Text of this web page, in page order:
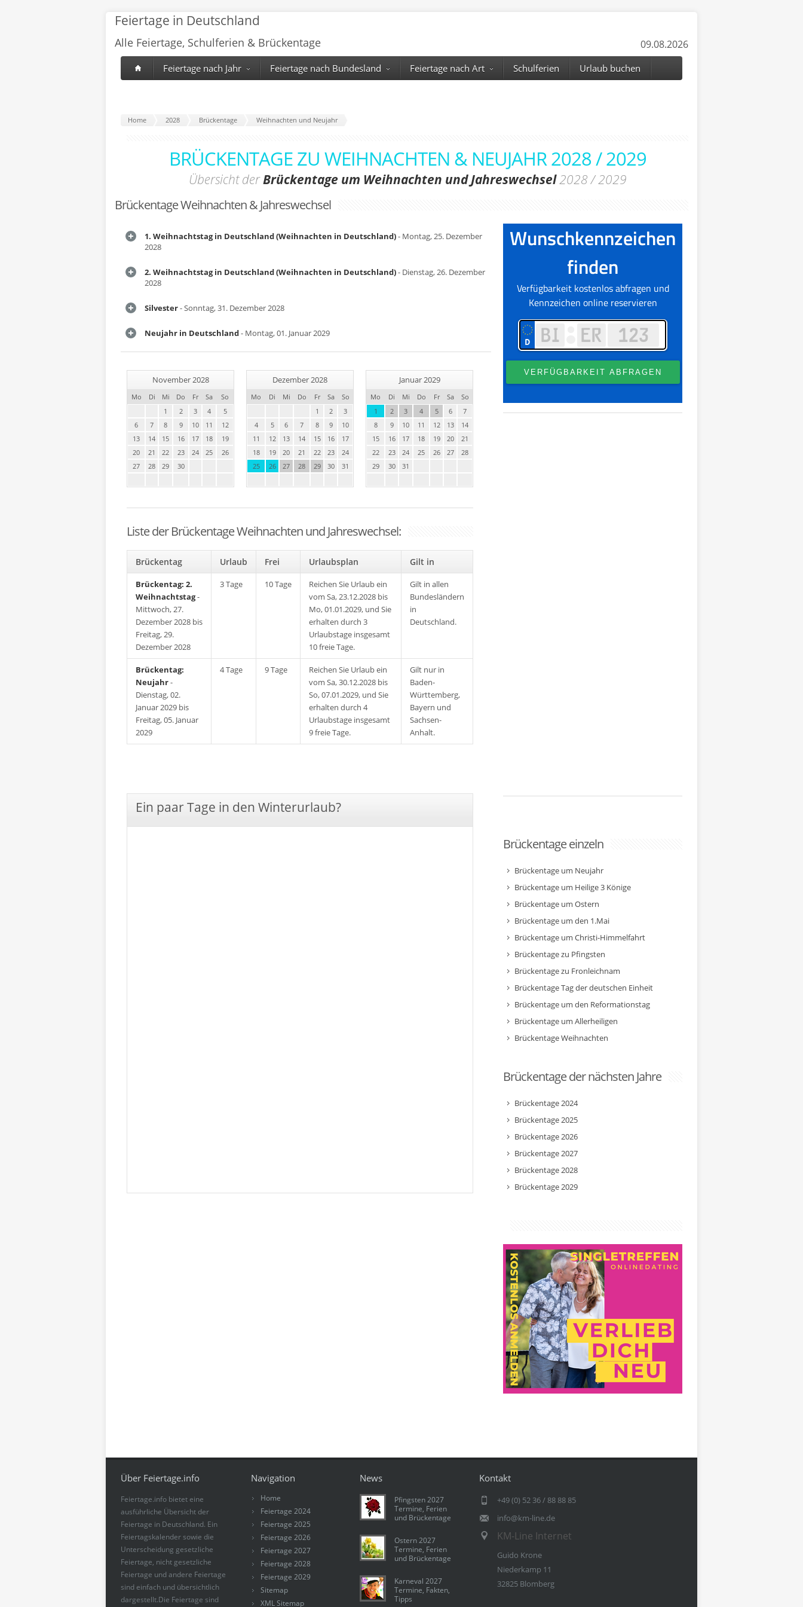
Feiertage in Deutschland
Alle Feiertage, Schulferien & Brückentage 09.08.2026
Feiertage nach Jahr Feiertage nach Bundesland Feiertage nach Art Schulferien Urlaub buchen
Home 2028 Brückentage Weihnachten und Neujahr
BRÜCKENTAGE ZU WEIHNACHTEN & NEUJAHR 2028 / 2029
Übersicht derBrückentage um Weihnachten und Jahreswechsel2028 / 2029
Brückentage Weihnachten & Jahreswechsel
1. Weihnachtstag in Deutschland (Weihnachten in Deutschland)- Montag, 25. Dezember
2028
2. Weihnachtstag in Deutschland (Weihnachten in Deutschland)- Dienstag, 26. Dezember
2028
Silvester- Sonntag, 31. Dezember 2028
Neujahr in Deutschland- Montag, 01. Januar 2029
November 2028
Mo Di Mi Do Fr Sa
So
1
2 3 4
5
6
7 8 9 10 11
12
13
14 15 16 17 18
19
20
21 22 23 24 25
26
27
28 29 30
Dezember 2028
Mo Di Mi Do Fr Sa
So
1
2
3
4
5 6 7 8 9
10
11
12 13 14 15 16
17
18
19 20 21 22 23
24
25
26 27 28 29 30 31
Januar 2029
Mo Di Mi Do Fr Sa
So
1
2 3 4 5 6
7
8
9 10 11 12 13
14
15
16 17 18 19 20
21
22
23 24 25 26 27
28
29
30 31
Liste der Brückentage Weihnachten und Jahreswechsel:
Brückentag Urlaub Frei Urlaubsplan Gilt in
Brückentag: 2.
Weihnachtstag-
Mittwoch, 27.
Dezember 2028 bis
Freitag, 29.
Dezember 2028
3 Tage 10 Tage
Reichen Sie Urlaub ein
vom Sa, 23.12.2028 bis
Mo, 01.01.2029, und Sie
erhalten durch 3
Urlaubstage insgesamt
10 freie Tage.
Gilt in allen
Bundesländern
in
Deutschland.
Brückentag:
Neujahr-
Dienstag, 02.
Januar 2029 bis
Freitag, 05. Januar
2029
4 Tage 9 Tage
Reichen Sie Urlaub ein
vom Sa, 30.12.2028 bis
So, 07.01.2029, und Sie
erhalten durch 4
Urlaubstage insgesamt
9 freie Tage.
Gilt nur in
Baden-
Württemberg,
Bayern und
Sachsen-
Anhalt.
Ein paar Tage in den Winterurlaub?
Brückentage einzeln
Brückentage um Neujahr
Brückentage um Heilige 3 Könige
Brückentage um Ostern
Brückentage um den 1.Mai
Brückentage um Christi-Himmelfahrt
Brückentage zu Pfingsten
Brückentage zu Fronleichnam
Brückentage Tag der deutschen Einheit
Brückentage um den Reformationstag
Brückentage um Allerheiligen
Brückentage Weihnachten
Brückentage der nächsten Jahre
Brückentage 2024
Brückentage 2025
Brückentage 2026
Brückentage 2027
Brückentage 2028
Brückentage 2029
Über Feiertage.info
Feiertage.info bietet eine
ausführliche Übersicht der
Feiertage in Deutschland. Ein
Feiertagskalender sowie die
Unterscheidung gesetzliche
Feiertage, nicht gesetzliche
Feiertage und andere Feiertage
sind einfach und übersichtlich
dargestellt.Die Feiertage sind
Navigation
Home
Feiertage 2024
Feiertage 2025
Feiertage 2026
Feiertage 2027
Feiertage 2028
Feiertage 2029
Sitemap
XML Sitemap
News
Pfingsten 2027
Termine, Ferien
und Brückentage
Ostern 2027
Termine, Ferien
und Brückentage
Karneval 2027
Termine, Fakten,
Tipps
Kontakt
+49 (0) 52 36 / 88 88 85
info@km-line.de
KM-Line Internet
Guido Krone
Niederkamp 11
32825 Blomberg